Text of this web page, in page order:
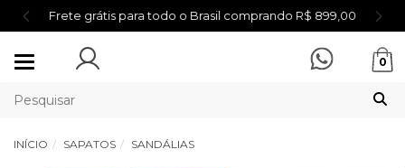
Frete grátis para todo o Brasil comprando R$ 899,00
Mudar
0
INÍCIO SAPATOS SANDÁLIAS